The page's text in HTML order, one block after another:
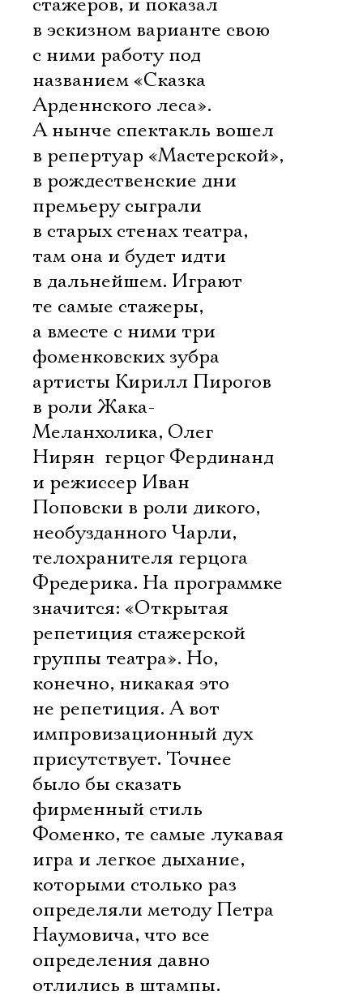
стажеров, и показал
в эскизном варианте свою
с ними работу под
названием «Сказка
Арденнского леса».
А нынче спектакль вошел
в репертуар «Мастерской»,
в рождественские дни
премьеру сыграли
в старых стенах театра,
там она и будет идти
в дальнейшем. Играют
те самые стажеры,
а вместе с ними три
фоменковских зубра 
артисты Кирилл Пирогов
в роли Жака-
Меланхолика, Олег
Нирян  герцог Фердинанд
и режиссер Иван
Поповски в роли дикого,
необузданного Чарли,
телохранителя герцога
Фредерика. На программке
значится: «Открытая
репетиция стажерской
группы театра». Но,
конечно, никакая это
не репетиция. А вот
импровизационный дух
присутствует. Точнее
было бы сказать 
фирменный стиль
Фоменко, те самые лукавая
игра и легкое дыхание,
которыми столько раз
определяли методу Петра
Наумовича, что все
определения давно
отлились в штампы.